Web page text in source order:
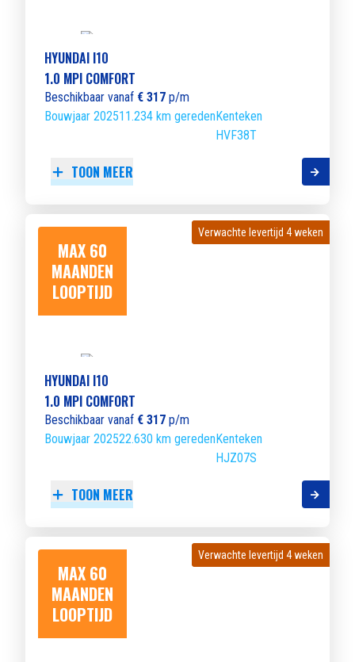
HYUNDAI I10
1.0 MPI COMFORT
Beschikbaar vanaf € 317 p/m
Bouwjaar 202511.234 km geredenKenteken
HVF38T
TOON MEER
MAX 60
MAANDEN
LOOPTIJD
Verwachte levertijd 4 weken
Verwachte levertijd 4 weken
HYUNDAI I10
1.0 MPI COMFORT
Beschikbaar vanaf € 317 p/m
Bouwjaar 202522.630 km geredenKenteken
HJZ07S
TOON MEER
MAX 60
MAANDEN
LOOPTIJD
Verwachte levertijd 4 weken
Verwachte levertijd 4 weken